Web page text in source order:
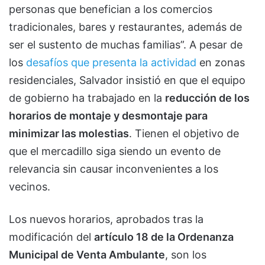
personas que benefician a los comercios
tradicionales, bares y restaurantes, además de
ser el sustento de muchas familias”. A pesar de
los desafíos que presenta la actividad en zonas
residenciales, Salvador insistió en que el equipo
de gobierno ha trabajado en la reducción de los
horarios de montaje y desmontaje para
minimizar las molestias. Tienen el objetivo de
que el mercadillo siga siendo un evento de
relevancia sin causar inconvenientes a los
vecinos.
Los nuevos horarios, aprobados tras la
modificación del artículo 18 de la Ordenanza
Municipal de Venta Ambulante, son los